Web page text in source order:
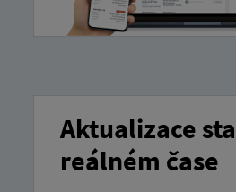
Aktualizace
reálném čase